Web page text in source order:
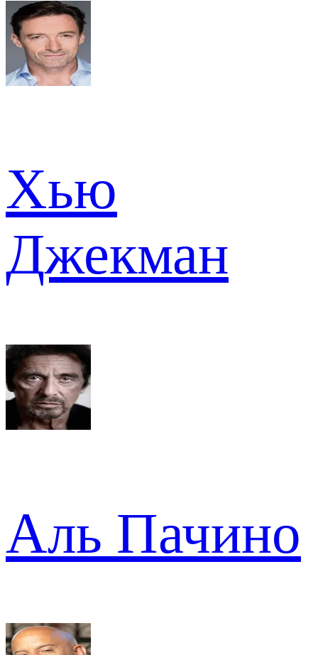
Хью
Джекман
Аль Пачино